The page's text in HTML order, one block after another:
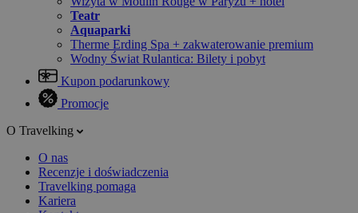
Teatr
Aquaparki
Therme Erding Spa + zakwaterowanie premium
Wodny Świat Rulantica: Bilety i pobyt
Kupon podarunkowy
Promocje
O Travelking
O nas
Recenzje i doświadczenia
Travelking pomaga
Kariera